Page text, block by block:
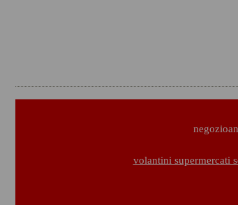
volantini supermercati